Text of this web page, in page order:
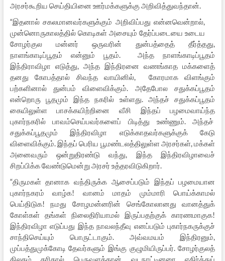
அரசர்கூறிய செய்தியினை ஊர்மக்களுக்கு அறிவித்துவந்தான்.
“இதனால் சகலமானவர்களுக்கும் அறிவிப்பது என்னவென்றால்,
முன்னொருகாலத்தில் கொடிகள் அசையும் தேர்ப்படையை உடைய
சோழர்குல மன்னர் ஒருவரின் துன்பத்தைத் தீர்த்தது,
நாளங்காடிப்பூதம் என்னும் பூதம். அந்த நாளங்காடிப்பூதம்
இந்திராவிழா எடுத்து, அந்த இந்திரனை வணங்காத மக்களைத்
தனது கோபத்தால் சிவந்த வாயினில், கோரமாக விளங்கும்
பற்களினால் துன்பம் விளைவிக்கும். அதேபோல சதுக்கப்பூதம்
என்றொரு பூதமும் இந்த நகரில் உள்ளது. அந்தச் சதுக்கப்பூதம்
கையிலுள்ள பாசக்கயிற்றினை வீசி இந்தப் பழமைவாய்ந்த
புகார்நகரில் பாவம்செய்பவர்களைப் பிடித்து உண்ணும். அந்தச்
சதுக்கப்பூதமும் இந்திரவிழா எடுக்காதவர்களுக்குக் கேடு
விளைவிக்கும். இந்தப் பெரிய பூமண்டலத்திலுள்ள அரசர்கள், மக்கள்
அனைவரும் ஒன்றுதிரண்டு வந்து, இந்த இந்திரவிழாவைச்
சிறப்பிக்க வேண்டுமென்று அரசர் உத்தரவிடுகிறார்.
“திருமகள் தானாக வந்திருக்க ஆசைப்படும் இந்தப் பழமையான
புகார்நகரம் வாழ்க! வானம் மாதம் மும்மாரி பொய்க்காமல்
பெய்திடுக! நமது சோழமன்னரின் செங்கோலானது வானத்துக்
கோள்கள் தங்கள் நிலைதிரியாமல் இருப்பதற்குக் காரணமாகுக!
இந்திரவிழா எடுப்பது இந்த நாவலந்தீவு எனப்படும் புகார்நகருக்குச்
சாந்திசெய்யும் பொருட்டாகும். அவ்வமயம் இந்திரனும்,
முப்பத்துமுக்கோடி தேவர்களும் இங்கு குழுமியிருப்பர். சோழர்குலத்
திலகம் கரிகால் பெருவளத்தான் வடநாட்டினரை எதிர்த்துப்